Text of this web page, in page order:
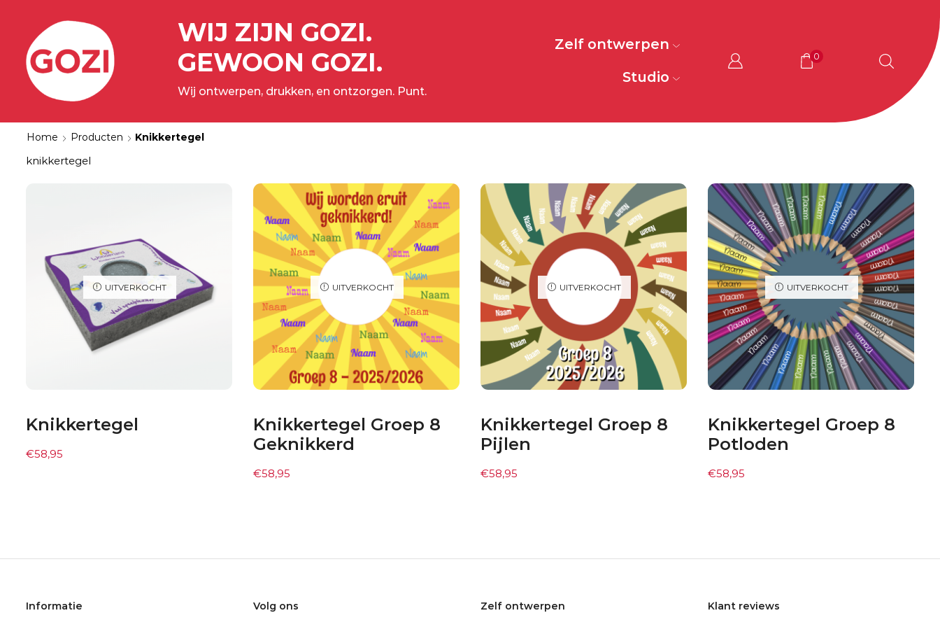
WIJ ZIJN GOZI.
GEWOON GOZI.
Wij ontwerpen, drukken, en ontzorgen. Punt.
Zelf ontwerpen
Studio
0
Home Producten Knikkertegel
knikkertegel
UITVERKOCHT
Knikkertegel
€58,95
UITVERKOCHT
Knikkertegel Groep 8
Geknikkerd
€58,95
UITVERKOCHT
Knikkertegel Groep 8
Pijlen
€58,95
UITVERKOCHT
Knikkertegel Groep 8
Potloden
€58,95
Informatie Volg ons Zelf ontwerpen Klant reviews